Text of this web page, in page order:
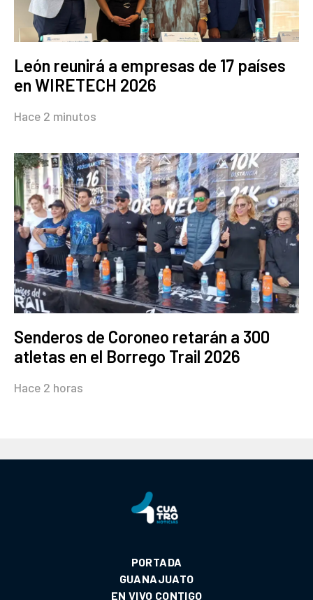
León reunirá a empresas de 17 países
en WIRETECH 2026
Hace 2 minutos
Senderos de Coroneo retarán a 300
atletas en el Borrego Trail 2026
Hace 2 horas
PORTADA
GUANAJUATO
EN VIVO CONTIGO